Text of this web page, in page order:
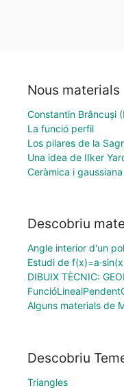
Nous materials
Constantin Brâncuși
La funció perfil
Los pilares de la
Una idea de IIker
Ceràmica i gaussiana
Descobriu
Angle interior d'un
Estudi de
DIBUIX TÈCNIC:
Alguns materials de
Descobriu
Triangles